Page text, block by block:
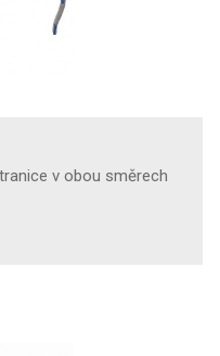
v obou směrech